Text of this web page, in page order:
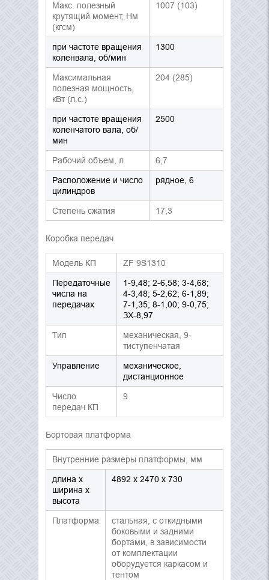
Макс. полезный
крутящий момент, Нм
(кгсм)
1007 (103)
при частоте вращения
коленвала, об/мин
1300
Максимальная
полезная мощность,
кВт (л.с.)
204 (285)
при частоте вращения
коленчатого вала, об/
мин
2500
Рабочий объем, л 6,7
Расположение и число
цилиндров
рядное, 6
Степень сжатия 17,3
Коробка передач
Модель КП ZF 9S1310
Передаточные
числа на
передачах
1-9,48; 2-6,58; 3-4,68;
4-3,48; 5-2,62; 6-1,89;
7-1,35; 8-1,00; 9-0,75;
ЗХ-8,97
Тип
механическая, 9-
тиступенчатая
Управление
механическое,
дистанционное
Число
передач КП
9
Бортовая платформа
Внутренние размеры платформы, мм
длина x
ширина x
высота
4892 х 2470 х 730
Платформа
стальная, с откидными
боковыми и задними
бортами, в зависимости
от комплектации
оборудуется каркасом и
тентом